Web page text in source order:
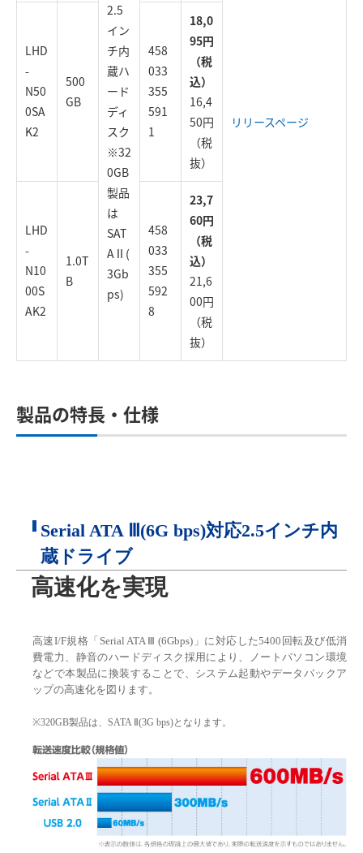
2.5
イン
チ内
蔵ハ
ード
ディ
スク
※32
0GB
製品
は
SAT
AⅡ(
3Gb
ps)
リリースページ
LHD
-
N50
0SA
K2
500
GB
458
033
355
591
1
18,0
95円
（税
込）
16,4
50円
（税
抜）
LHD
-
N10
00S
AK2
1.0T
B
458
033
355
592
8
23,7
60円
（税
込）
21,6
00円
（税
抜）
製品の特長・仕様
Serial ATA Ⅲ(6G bps)対応2.5インチ内
蔵ドライブ
高速化を実現
高速I/F規格「Serial ATA Ⅲ (6Gbps)」に対応した5400回転及び低消
費電力、静音のハードディスク採用により、ノートパソコン環境
などで本製品に換装することで、システム起動やデータバックア
ップの高速化を図ります。
※320GB製品は、SATA Ⅱ(3G bps)となります。